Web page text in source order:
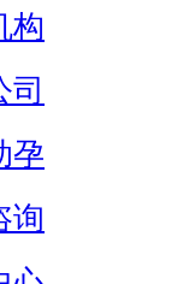
构
司
孕
询